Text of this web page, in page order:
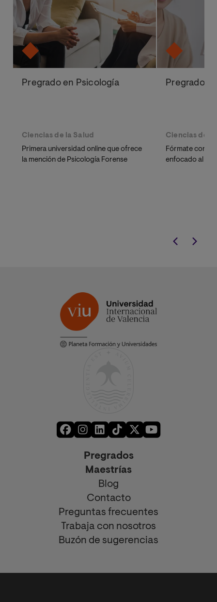
Pregrado en Psicología
Ciencias de la Salud
Primera universidad online que ofrece
la mención de Psicología Forense
Pregrado
Ciencias de
Fórmate con
enfocado al
Pregrados
Maestrías
Blog
Contacto
Preguntas frecuentes
Trabaja con nosotros
Buzón de sugerencias